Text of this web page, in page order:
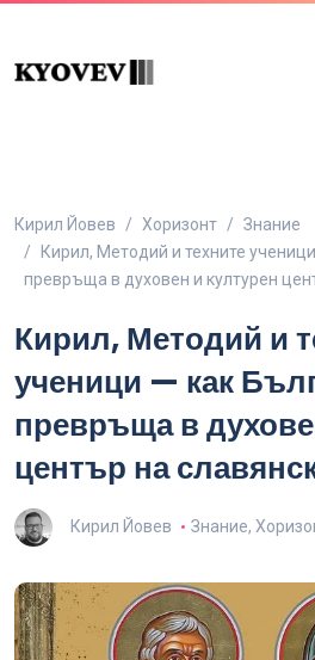
Кирил Йовев Хоризонт
Знание
Кирил, Методий и техните
превръща в духовен и културен
Кирил, Методий и
ученици — как
превръща в
център на
Кирил Йовев Знание,